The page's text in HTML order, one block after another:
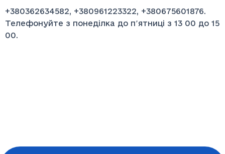
+380362634582, +380961223322, +380675601876.
Телефонуйте з понеділка до п՚ятниці з 13 00 до 15
00.